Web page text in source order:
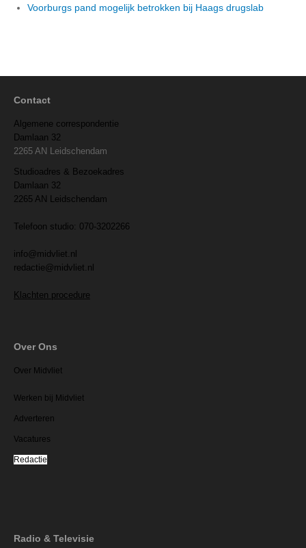
Voorburgs pand mogelijk betrokken bij Haags drugslab
Contact
Algemene correspondentie
Damlaan 32
2265 AN Leidschendam
Studioadres & Bezoekadres
Damlaan 32
2265 AN Leidschendam
Telefoon studio: 070-3202266
info@midvliet.nl
redactie@midvliet.nl
Klachten procedure
Over Ons
Over Midvliet
Werken bij Midvliet
Adverteren
Vacatures
Redactie
Radio & Televisie